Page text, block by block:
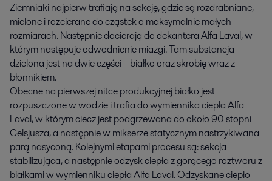
Ziemniaki najpierw trafiają na sekcję, gdzie są rozdrabniane,
mielone i rozcierane do cząstek o maksymalnie małych
rozmiarach. Następnie docierają do dekantera Alfa Laval, w
którym następuje odwodnienie miazgi. Tam substancja
dzielona jest na dwie części – białko oraz skrobię wraz z
błonnikiem.
Obecne na pierwszej nitce produkcyjnej białko jest
rozpuszczone w wodzie i trafia do wymiennika ciepła Alfa
Laval, w którym ciecz jest podgrzewana do około 90 stopni
Celsjusza, a następnie w mikserze statycznym nastrzykiwana
parą nasyconą. Kolejnymi etapami procesu są: sekcja
stabilizująca, a następnie odzysk ciepła z gorącego roztworu z
białkami w wymienniku ciepła Alfa Laval. Odzyskane ciepło